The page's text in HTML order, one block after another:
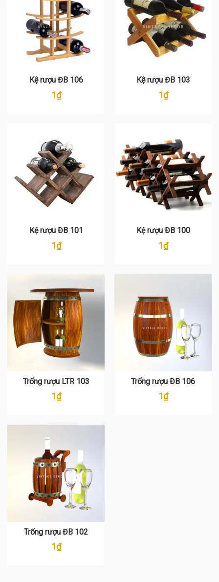
Kệ rượu ĐB 106
1₫
Kệ rượu ĐB 103
1₫
Kệ rượu ĐB 101
1₫
Kệ rượu ĐB 100
1₫
Trống rượu LTR 103
1₫
Trống rượu ĐB 106
1₫
Trống rượu ĐB 102
1₫